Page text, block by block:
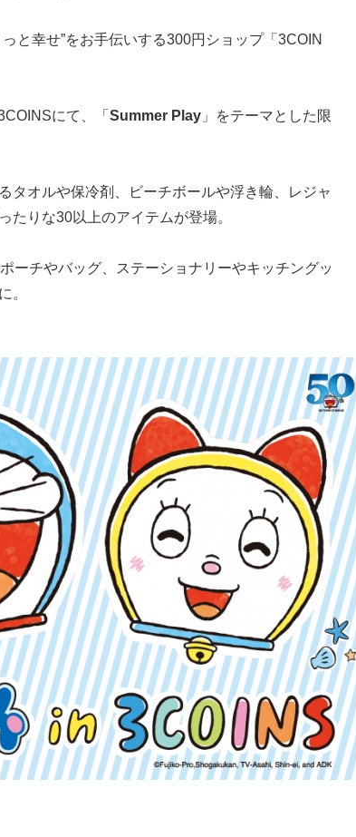
っと幸せ”をお手伝いする300円ショップ「3COIN
にて、「 Summer Play 」をテーマとした限
タオルや保冷剤、ビーチボールや浮き輪、レジャ
たりな30以上のアイテムが登場。
ーチやバッグ、ステーショナリーやキッチングッ
。